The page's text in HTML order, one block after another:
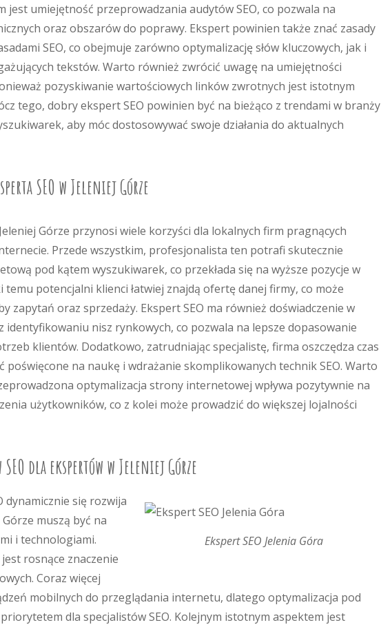
jest umiejętność przeprowadzania audytów SEO, co pozwala na
oraz obszarów do poprawy. Ekspert powinien także znać zasady
SEO, co obejmuje zarówno optymalizację słów kluczowych, jak i
tekstów. Warto również zwrócić uwagę na umiejętności
pozyskiwanie wartościowych linków zwrotnych jest istotnym
tego, dobry ekspert SEO powinien być na bieżąco z trendami w branży
aby móc dostosowywać swoje działania do aktualnych
SEO w Jeleniej Górze
Górze przynosi wiele korzyści dla lokalnych firm pragnących
Przede wszystkim, profesjonalista ten potrafi skutecznie
pod kątem wyszukiwarek, co przekłada się na wyższe pozycje w
temu potencjalni klienci łatwiej znajdą ofertę danej firmy, co może
zapytań oraz sprzedaży. Ekspert SEO ma również doświadczenie w
nisz rynkowych, co pozwala na lepsze dopasowanie
klientów. Dodatkowo, zatrudniając specjalistę, firma oszczędza czas
poświęcone na naukę i wdrażanie skomplikowanych technik SEO. Warto
optymalizacja strony internetowej wpływa pozytywnie na
użytkowników, co z kolei może prowadzić do większej lojalności
dla ekspertów w Jeleniej Górze
Ekspert SEO Jelenia Góra
dynamicznie się rozwija
muszą być na
i technologiami.
rosnące znaczenie
Coraz więcej
mobilnych do przeglądania internetu, dlatego optymalizacja pod
dla specjalistów SEO. Kolejnym istotnym aspektem jest